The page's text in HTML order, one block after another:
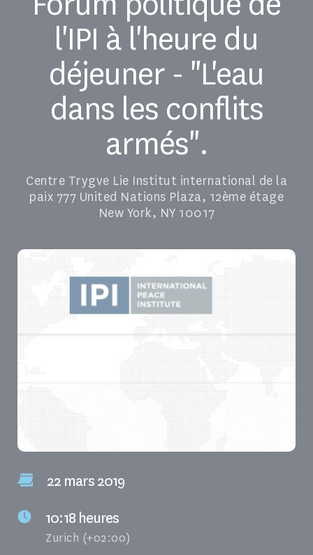
l'IPI à l'heure du
déjeuner - "L'eau
dans les conflits
armés".
Centre Trygve Lie Institut international de la
paix 777 United Nations Plaza, 12ème étage
New York, NY 10017
22 mars 2019
10:18 heures
Zurich (+02:00)